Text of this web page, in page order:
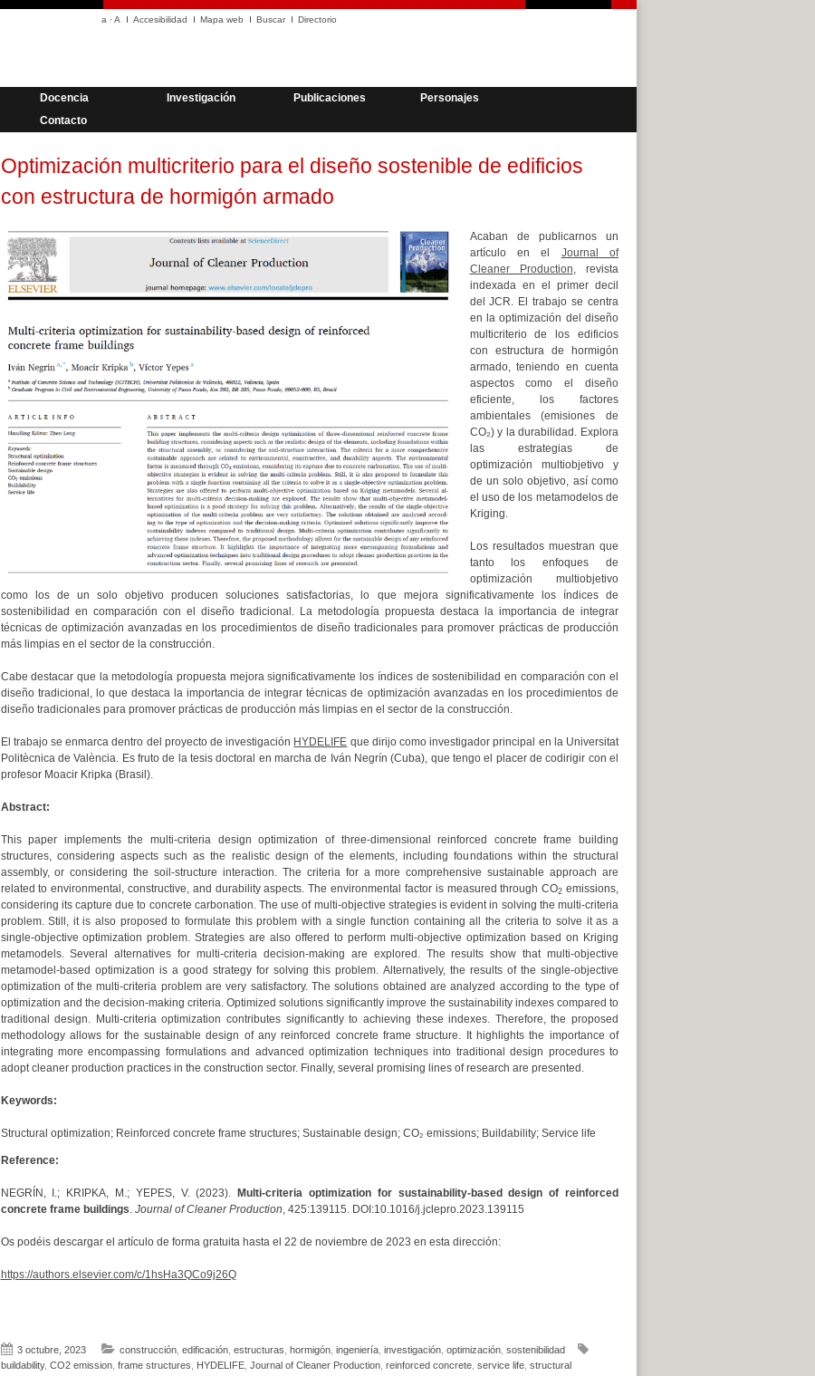
a ·A Accesibilidad Mapa web Buscar Directorio
Docencia Investigación Publicaciones
Personajes
Contacto
Optimización multicriterio para el diseño sostenible de edificios
con estructura de hormigón armado
Acaban de publicarnos un
artículo en el Journal of
Cleaner Production, revista
indexada en el primer decil
del JCR. El trabajo se centra
en la optimización del diseño
multicriterio de los edificios
con estructura de hormigón
armado, teniendo en cuenta
aspectos como el diseño
eficiente, los factores
ambientales (emisiones de
CO₂) y la durabilidad. Explora
las estrategias de
optimización multiobjetivo y
de un solo objetivo, así como
el uso de los metamodelos de
Kriging.
Los resultados muestran que
tanto los enfoques de
optimización multiobjetivo
como los de un solo objetivo producen soluciones satisfactorias, lo que mejora significativamente los índices de
sostenibilidad en comparación con el diseño tradicional. La metodología propuesta destaca la importancia de integrar
técnicas de optimización avanzadas en los procedimientos de diseño tradicionales para promover prácticas de producción
más limpias en el sector de la construcción.
Cabe destacar que la metodología propuesta mejora significativamente los índices de sostenibilidad en comparación con el
diseño tradicional, lo que destaca la importancia de integrar técnicas de optimización avanzadas en los procedimientos de
diseño tradicionales para promover prácticas de producción más limpias en el sector de la construcción.
El trabajo se enmarca dentro del proyecto de investigación HYDELIFE que dirijo como investigador principal en la Universitat
Politècnica de València. Es fruto de la tesis doctoral en marcha de Iván Negrín (Cuba), que tengo el placer de codirigir con el
profesor Moacir Kripka (Brasil).
Abstract:
This paper implements the multi-criteria design optimization of three-dimensional reinforced concrete frame building
structures, considering aspects such as the realistic design of the elements, including foundations within the structural
assembly, or considering the soil-structure interaction. The criteria for a more comprehensive sustainable approach are
related to environmental, constructive, and durability aspects. The environmental factor is measured through CO2 emissions,
considering its capture due to concrete carbonation. The use of multi-objective strategies is evident in solving the multi-criteria
problem. Still, it is also proposed to formulate this problem with a single function containing all the criteria to solve it as a
single-objective optimization problem. Strategies are also offered to perform multi-objective optimization based on Kriging
metamodels. Several alternatives for multi-criteria decision-making are explored. The results show that multi-objective
metamodel-based optimization is a good strategy for solving this problem. Alternatively, the results of the single-objective
optimization of the multi-criteria problem are very satisfactory. The solutions obtained are analyzed according to the type of
optimization and the decision-making criteria. Optimized solutions significantly improve the sustainability indexes compared to
traditional design. Multi-criteria optimization contributes significantly to achieving these indexes. Therefore, the proposed
methodology allows for the sustainable design of any reinforced concrete frame structure. It highlights the importance of
integrating more encompassing formulations and advanced optimization techniques into traditional design procedures to
adopt cleaner production practices in the construction sector. Finally, several promising lines of research are presented.
Keywords:
Structural optimization; Reinforced concrete frame structures; Sustainable design; CO₂ emissions; Buildability; Service life
Reference:
NEGRÍN, I.; KRIPKA, M.; YEPES, V. (2023).
Multi-criteria optimization for sustainability-based design of reinforced
concrete frame buildings. Journal of Cleaner Production, 425:139115. DOI:10.1016/j.jclepro.2023.139115
Os podéis descargar el artículo de forma gratuita hasta el 22 de noviembre de 2023 en esta dirección:
https://authors.elsevier.com/c/1hsHa3QCo9j26Q
3 octubre, 2023 construcción, edificación, estructuras hormigón, ingeniería, investigación, optimización, sostenibilidad
buildability, CO2 emission, frame structures HYDELIFE, Journal of Cleaner Production, reinforced concrete, service life, structural